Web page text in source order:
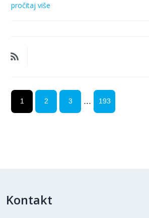
pročitaj više
1 2 3 ... 193
Kontakt